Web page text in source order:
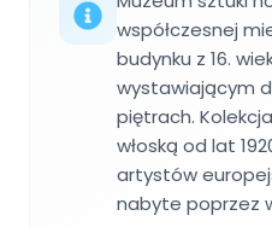
współczesnej
budynku z 16.
wystawiającym
piętrach.
włoską od lat
artystów
nabyte poprzez